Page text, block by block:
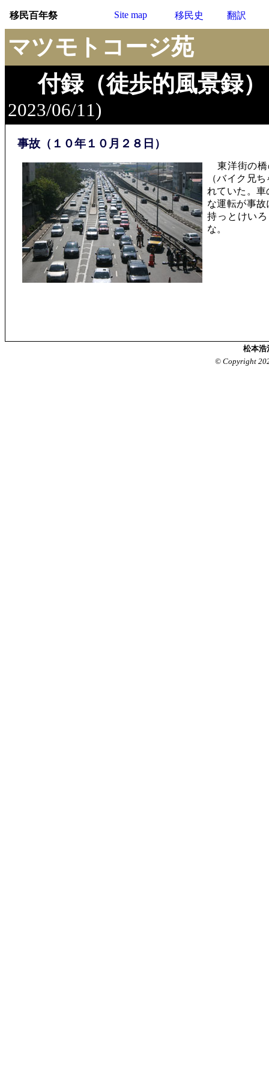
移民百年祭 Site map 移民史 翻訳
マツモトコージ苑
付録（徒歩的風景録）
2023/06/11)
事故（１０年１０月２８日）
東洋街の橋
（バイク兄
れていた。
な運転が事
持っとけい
な。
松本
© Copyright